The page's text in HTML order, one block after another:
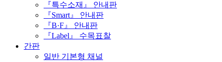
『특수소재』 안내판
『Smart』 안내판
『B·F』 안내판
『Label』 수목표찰
간판
일반 기본형 채널